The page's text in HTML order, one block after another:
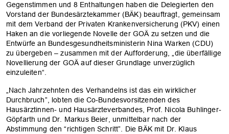
Gegenstimmen und 8 Enthaltungen haben die Delegierten den
Vorstand der Bundesärztekammer (BÄK) beauftragt, gemeinsam
mit dem Verband der Privaten Krankenversicherung (PKV) einen
Haken an die vorliegende Novelle der GOÄ zu setzen und die
Entwürfe an Bundesgesundheitsministerin Nina Warken (CDU)
zu übergeben – zusammen mit der Aufforderung, „die überfällige
Novellierung der GOÄ auf dieser Grundlage unverzüglich
einzuleiten“.
„Nach Jahrzehnten des Verhandelns ist das ein wirklicher
Durchbruch”, lobten die Co-Bundesvorsitzenden des
Hausärztinnen- und Hausärzteverbandes, Prof. Nicola Buhlinger-
Göpfarth und Dr. Markus Beier, unmittelbar nach der
Abstimmung den “richtigen Schritt”. Die BÄK mit Dr. Klaus